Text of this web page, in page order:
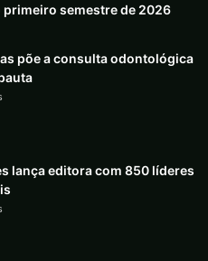
semestre de 2026
põe a consulta odontológica
lança editora com 850 líderes